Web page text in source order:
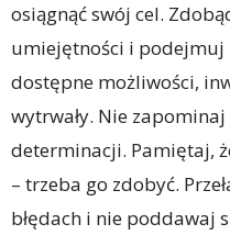
osiągnąć swój cel.
umiejętności i podejmuj
dostępne możliwości,
wytrwały. Nie
determinacji. Pamiętaj,
– trzeba go zdobyć.
błędach i nie poddawaj